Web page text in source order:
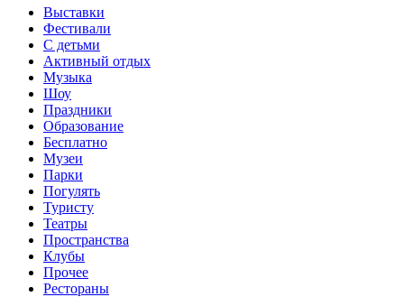
Выставки
Фестивали
С детьми
Активный отдых
Музыка
Шоу
Праздники
Образование
Бесплатно
Музеи
Парки
Погулять
Туристу
Театры
Пространства
Клубы
Прочее
Рестораны